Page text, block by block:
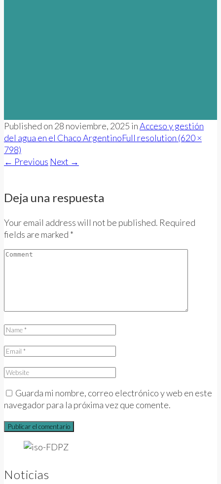
Published on 28 noviembre, 2025 inAcceso y gestión
del agua en el Chaco ArgentinoFull resolution (620 ×
798)
← Previous Next →
Deja una respuesta
Your email address will not be published. Required
fields are marked *
Guarda mi nombre, correo electrónico y web en este
navegador para la próxima vez que comente.
Noticias